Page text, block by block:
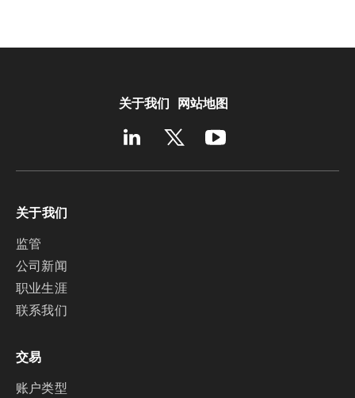
关于我们 网站地图
关于我们
监管
公司新闻
职业生涯
联系我们
交易
账户类型